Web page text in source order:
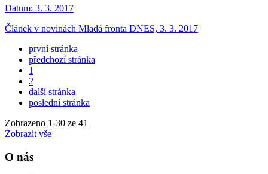
Datum: 3. 3. 2017
Článek v novinách Mladá fronta DNES, 3. 3. 2017
první stránka
předchozí stránka
1
2
další stránka
poslední stránka
Zobrazeno 1-30 ze 41
Zobrazit vše
O nás